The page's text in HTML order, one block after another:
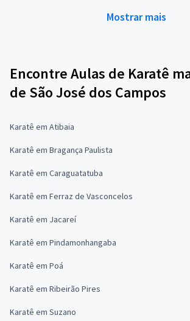
Mostrar mais
Encontre Aulas de Karatê
de São José dos Campos
Karatê em Atibaia
Karatê em Bragança Paulista
Karatê em Caraguatatuba
Karatê em Ferraz de Vasconcelos
Karatê em Jacareí
Karatê em Pindamonhangaba
Karatê em Poá
Karatê em Ribeirão Pires
Karatê em Suzano